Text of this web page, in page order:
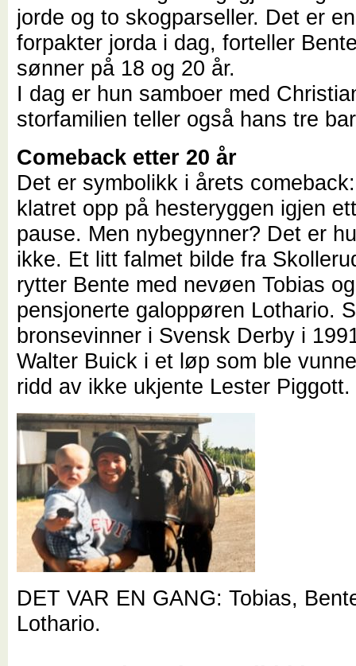
jorde og to skogparseller. Det er
forpakter jorda i dag, forteller
sønner på 18 og 20 år.
I dag er hun samboer med
storfamilien teller også hans tre
Comeback etter 20 år
Det er symbolikk i årets
klatret opp på hesteryggen igjen
pause. Men nybegynner? Det er
ikke. Et litt falmet bilde fra
rytter Bente med nevøen Tobias
pensjonerte galoppøren Lothario.
bronsevinner i Svensk Derby i
Walter Buick i et løp som ble
ridd av ikke ukjente Lester Piggott.
DET VAR EN GANG: Tobias,
Lothario.